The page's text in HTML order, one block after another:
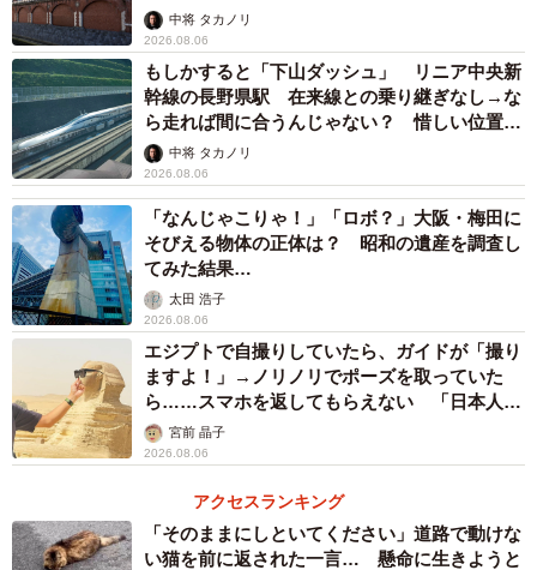
して」中将 タカノリ
2026.08.06
もしかすると「下山ダッシュ」 リニア中央新
幹線の長野県駅 在来線との乗り継ぎなし→な
ら走れば間に合うんじゃない？ 惜しい位置関
係が反響
中将 タカノリ
2026.08.06
「なんじゃこりゃ！」「ロボ？」大阪・梅田に
そびえる物体の正体は？ 昭和の遺産を調査し
てみた結果…
太田 浩子
2026.08.06
エジプトで自撮りしていたら、ガイドが「撮り
ますよ！」→ノリノリでポーズを取っていた
ら……スマホを返してもらえない 「日本人は
カモ代表かも」「私は6時間で3万円払った」
宮前 晶子
2026.08.06
アクセスランキング
「そのままにしといてください」道路で動けな
い猫を前に返された一言… 懸命に生きようと